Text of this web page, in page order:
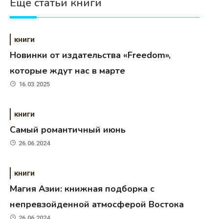
книги
Новинки от издательства «Freedom»,
которые ждут нас в марте
16.03.2025
книги
Самый романтичный июнь
26.06.2024
книги
Магия Азии: книжная подборка с
непревзойденной атмосферой Востока